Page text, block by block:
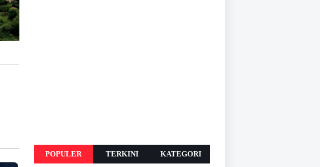
POPULER TERKINI KATEGORI